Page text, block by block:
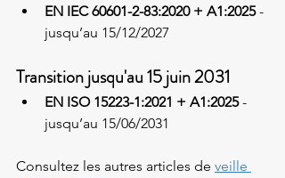
EN IEC 60601-2-83:2020 + A1:2025 -
jusqu’au 15/12/2027
Transition jusqu'au 15 juin 2031
EN ISO 15223-1:2021 + A1:2025 -
jusqu’au 15/06/2031
Consultez les autres articles de veille